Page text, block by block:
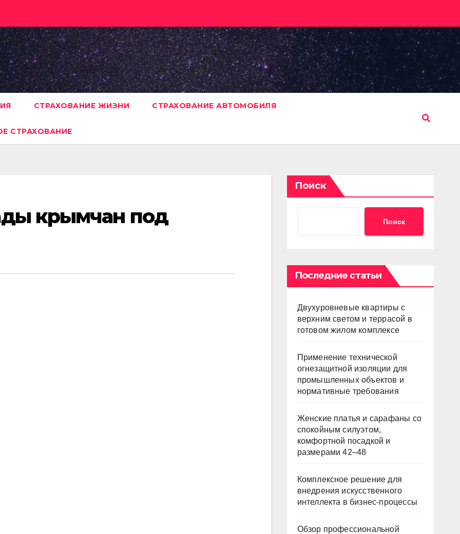
СТРАХОВАНИЕ ЖИЗНИ СТРАХОВАНИЕ АВТОМОБИЛЯ
СТРАХОВАНИЕ
крымчан под
Поиск
Поиск
Последние статьи
Двухуровневые квартиры с
верхним светом и террасой в
готовом жилом комплексе
Применение технической
огнезащитной изоляции для
промышленных объектов и
нормативные требования
Женские платья и сарафаны со
спокойным силуэтом,
комфортной посадкой и
размерами 42–48
Комплексное решение для
внедрения искусственного
интеллекта в бизнес-процессы
Обзор профессиональной